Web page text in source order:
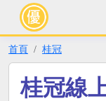
首頁 桂冠
桂冠線